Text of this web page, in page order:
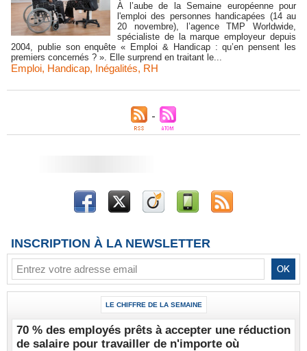
À l’aube de la Semaine européenne pour
l'emploi des personnes handicapées (14 au
20 novembre), l’agence TMP Worldwide,
spécialiste de la marque employeur depuis
2004, publie son enquête « Emploi & Handicap : qu’en pensent les
premiers concernés ? ». Elle surprend en traitant le...
Emploi, Handicap, Inégalités, RH
INSCRIPTION À LA NEWSLETTER
LE CHIFFRE DE LA SEMAINE
70 % des employés prêts à accepter une réduction
de salaire pour travailler de n'importe où